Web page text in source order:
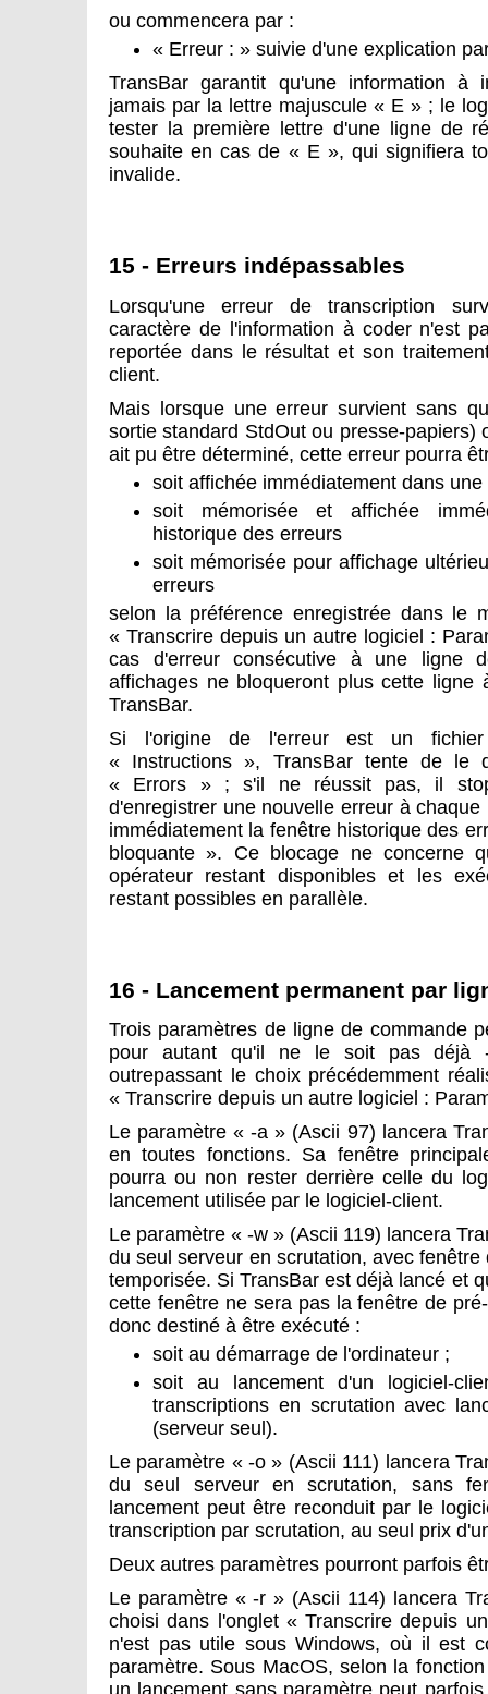
ou commencera par :
« Erreur : » suivie d'une explication
TransBar garantit qu'une information à
jamais par la lettre majuscule « E » ; le
tester la première lettre d'une ligne de
souhaite en cas de « E », qui signifiera
invalide.
15 - Erreurs indépassables
Lorsqu'une erreur de transcription
caractère de l'information à coder n'est
reportée dans le résultat et son
client.
Mais lorsque une erreur survient sans
sortie standard StdOut ou presse-papiers)
ait pu être déterminé, cette erreur pourra
soit affichée immédiatement dans
soit mémorisée et affichée
historique des erreurs
soit mémorisée pour affichage
erreurs
selon la préférence enregistrée dans le
« Transcrire depuis un autre logiciel :
cas d'erreur consécutive à une ligne
affichages ne bloqueront plus cette
TransBar.
Si l'origine de l'erreur est un
« Instructions », TransBar tente de le
« Errors » ; s'il ne réussit pas, il
d'enregistrer une nouvelle erreur à
immédiatement la fenêtre historique des
bloquante ». Ce blocage ne concerne
opérateur restant disponibles et les
restant possibles en parallèle.
16 - Lancement permanent par
Trois paramètres de ligne de commande
pour autant qu'il ne le soit pas déjà
outrepassant le choix précédemment
« Transcrire depuis un autre logiciel :
Le paramètre « -a » (Ascii 97) lancera
en toutes fonctions. Sa fenêtre
pourra ou non rester derrière celle du
lancement utilisée par le logiciel-client.
Le paramètre « -w » (Ascii 119) lancera
du seul serveur en scrutation, avec
temporisée. Si TransBar est déjà lancé et
cette fenêtre ne sera pas la fenêtre de
donc destiné à être exécuté :
soit au démarrage de l'ordinateur ;
soit au lancement d'un logiciel-
transcriptions en scrutation avec
(serveur seul).
Le paramètre « -o » (Ascii 111) lancera
du seul serveur en scrutation, sans
lancement peut être reconduit par le
transcription par scrutation, au seul prix
Deux autres paramètres pourront parfois
Le paramètre « -r » (Ascii 114) lancera
choisi dans l'onglet « Transcrire depuis
n'est pas utile sous Windows, où il est
paramètre. Sous MacOS, selon la
un lancement sans paramètre peut